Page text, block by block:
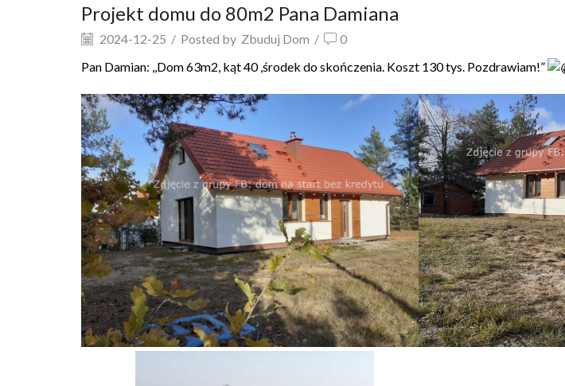
Projekt domu do 80m2 Pana Damiana
2024-12-25 / Posted by Zbuduj Dom /
0
Pan Damian: ,,Dom 63m2, kąt 40 ,środek do skończenia. Koszt 130 tys. Pozdrawiam!”